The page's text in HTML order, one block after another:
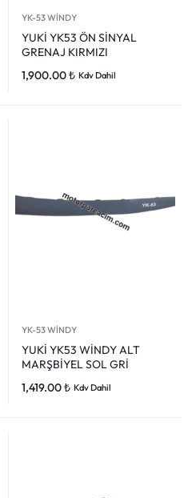
YK-53 WİNDY
YUKİ YK53 ÖN SİNYAL
GRENAJ KIRMIZI
1,900.00₺ Kdv Dahil
YK-53 WİNDY
YUKİ YK53 WİNDY ALT
MARŞBİYEL SOL GRİ
1,419.00₺ Kdv Dahil